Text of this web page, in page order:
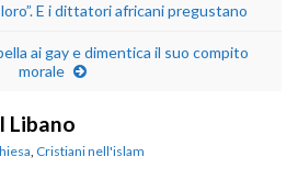
E i dittatori africani pregustano
ai gay e dimentica il suo compito
morale
Libano
Cristiani nell'islam